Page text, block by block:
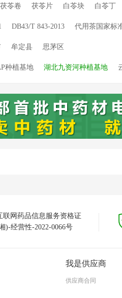
茯苓卷 茯苓片 白苓块 白苓丁
DB43/T 843-2013 代用茶国家标
牟定县 思茅区
种植基地 湖北九资河种植基地
文山种植基地
联网药品信息服务资格证
)-经营性-2022-0066号
我是供应商
供应商合同